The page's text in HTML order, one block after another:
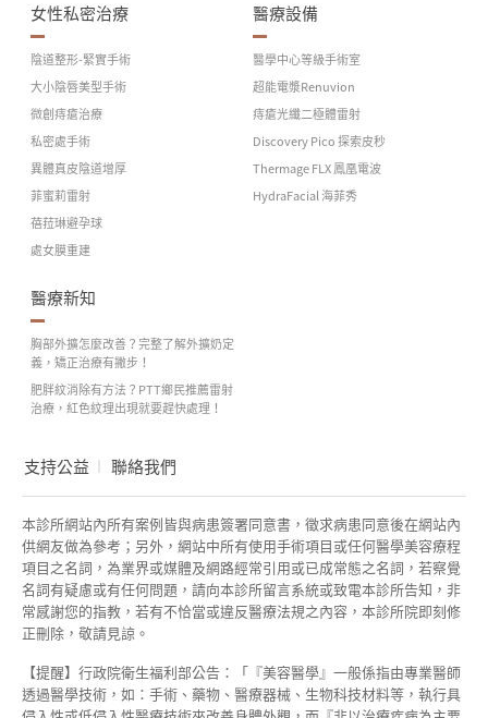
女性私密治療
陰道整形-緊實手術
大小陰唇美型手術
微創痔瘡治療
私密處手術
異體真皮陰道增厚
菲蜜莉雷射
蓓菈琳避孕球
處女膜重建
醫療設備
醫學中心等級手術室
超能電漿Renuvion
痔瘡光纖二極體雷射
Discovery Pico 探索皮秒
Thermage FLX 鳳凰電波
HydraFacial 海菲秀
醫療新知
胸部外擴怎麼改善？完整了解外擴奶定
義，矯正治療有撇步！
肥胖紋消除有方法？PTT鄉民推薦雷射
治療，紅色紋理出現就要趕快處理！
支持公益 聯絡我們
本診所網站內所有案例皆與病患簽署同意書，徵求病患同意後在網站內
供網友做為參考；另外，網站中所有使用手術項目或任何醫學美容療程
項目之名詞，為業界或媒體及網路經常引用或已成常態之名詞，若察覺
名詞有疑慮或有任何問題，請向本診所留言系統或致電本診所告知，非
常感謝您的指教，若有不恰當或違反醫療法規之內容，本診所院即刻修
正刪除，敬請見諒。
【提醒】行政院衛生福利部公告：「『美容醫學』一般係指由專業醫師
透過醫學技術，如：手術、藥物、醫療器械、生物科技材料等，執行具